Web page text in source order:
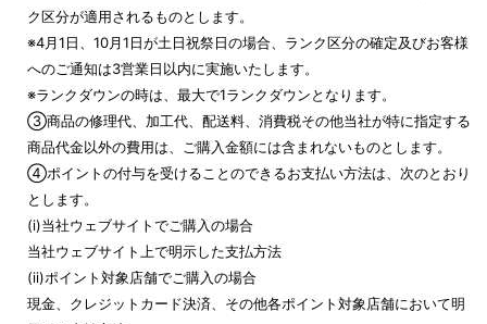
ク区分が適用されるものとします。
※4月1日、10月1日が土日祝祭日の場合、ランク区分の確定及びお客様
へのご通知は3営業日以内に実施いたします。
※ランクダウンの時は、最大で1ランクダウンとなります。
③商品の修理代、加工代、配送料、消費税その他当社が特に指定する
商品代金以外の費用は、ご購入金額には含まれないものとします。
④ポイントの付与を受けることのできるお支払い方法は、次のとおり
とします。
(i)当社ウェブサイトでご購入の場合
当社ウェブサイト上で明示した支払方法
(ii)ポイント対象店舗でご購入の場合
現金、クレジットカード決済、その他各ポイント対象店舗において明